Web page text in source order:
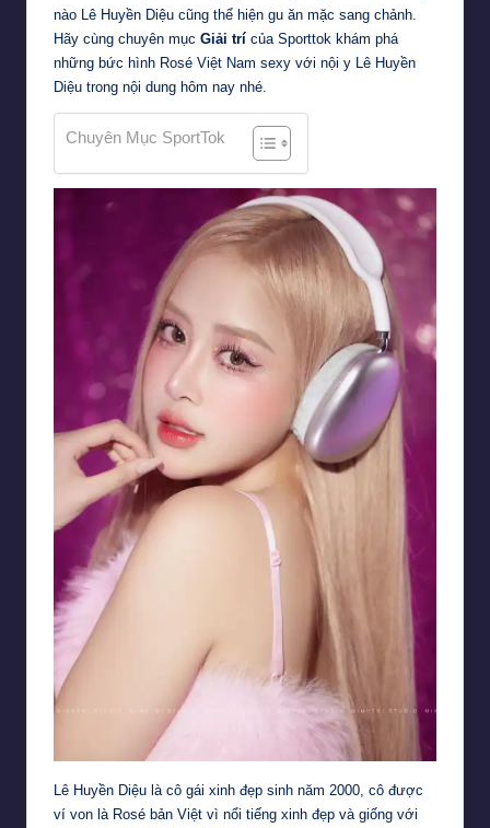
nào Lê Huyền Diệu cũng thể hiện gu ăn mặc sang chảnh.
Hãy cùng chuyên mục Giải trí của Sporttok khám phá
những bức hình Rosé Việt Nam sexy với nội y Lê Huyền
Diệu trong nội dung hôm nay nhé.
Chuyên Mục SportTok
Lê Huyền Diệu là cô gái xinh đẹp sinh năm 2000, cô được
ví von là Rosé bản Việt vì nổi tiếng xinh đẹp và giống với